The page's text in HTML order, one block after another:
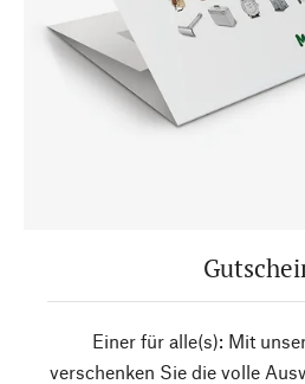
Einer für alle(s): Mit
verschenken Sie die volle